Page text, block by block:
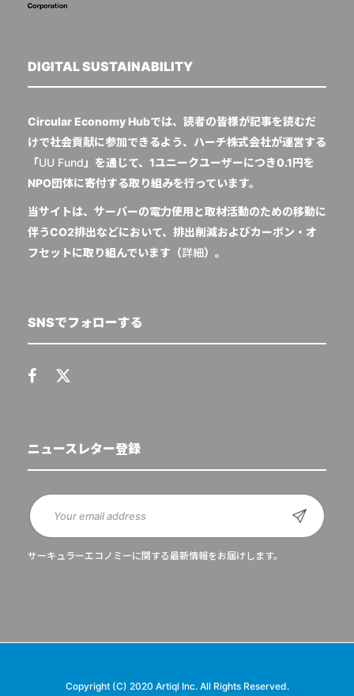
DIGITAL SUSTAINABILITY
Circular Economy Hubでは、読者の皆様が記事を読むだ
けで社会貢献に参加できるよう、ハーチ株式会社が運営する
「UU Fund 」を通じて、1ユニークユーザーにつき0.1円を
NPO団体に寄付する取り組みを行っています。
当サイトは、サーバーの電力使用と取材活動のための移動に
伴うCO2排出などにおいて、排出削減およびカーボン・オ
フセットに取り組んでいます（詳細）。
SNSでフォローする
ニュースレター登録
サーキュラーエコノミーに関する最新情報をお届けします。
Copyright (C) 2020 Artiql Inc. All Rights Reserved.